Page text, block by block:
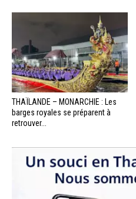
THAÏLANDE – MONARCHIE : Les
barges royales se préparent à
retrouver...